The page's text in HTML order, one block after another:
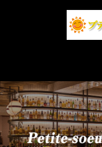
ス
キ
ッ